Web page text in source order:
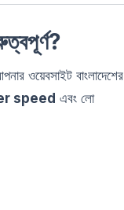
ওয়েবসাইট বাংলাদেশের
speed এবং লো